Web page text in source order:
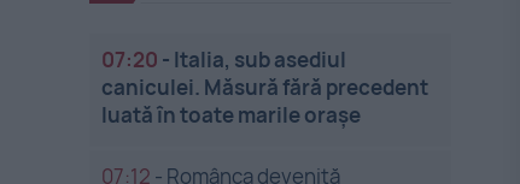
07:20 - Italia, sub asediul
caniculei. Măsură fără precedent
luată în toate marile orașe
07:12 - Românca devenită